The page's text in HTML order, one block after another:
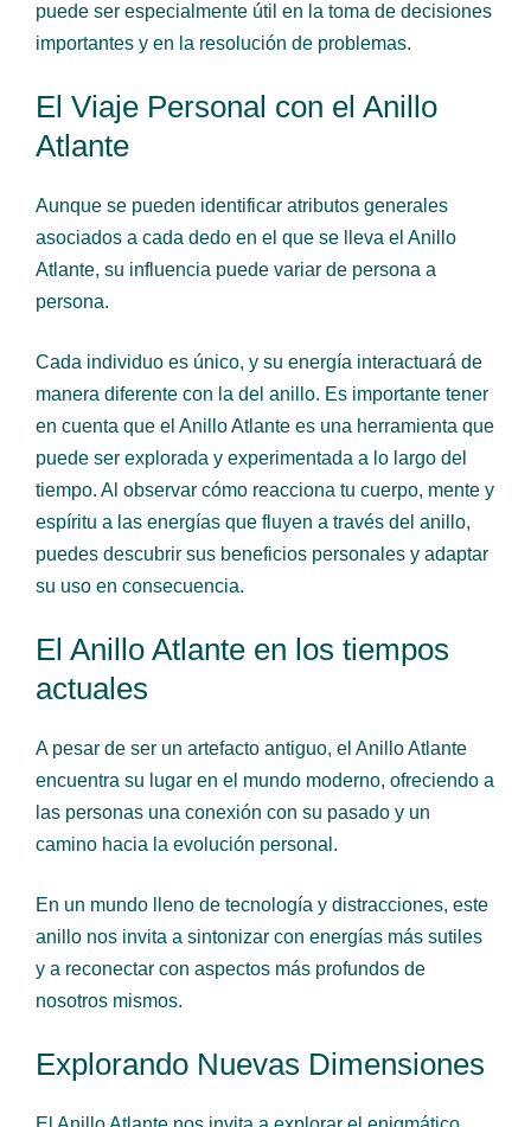
puede ser especialmente útil en la toma de decisiones
importantes y en la resolución de problemas.
El Viaje Personal con el Anillo
Atlante
Aunque se pueden identificar atributos generales
asociados a cada dedo en el que se lleva el Anillo
Atlante, su influencia puede variar de persona a
persona.
Cada individuo es único, y su energía interactuará de
manera diferente con la del anillo. Es importante tener
en cuenta que el Anillo Atlante es una herramienta que
puede ser explorada y experimentada a lo largo del
tiempo. Al observar cómo reacciona tu cuerpo, mente y
espíritu a las energías que fluyen a través del anillo,
puedes descubrir sus beneficios personales y adaptar
su uso en consecuencia.
El Anillo Atlante en los tiempos
actuales
A pesar de ser un artefacto antiguo, el Anillo Atlante
encuentra su lugar en el mundo moderno, ofreciendo a
las personas una conexión con su pasado y un
camino hacia la evolución personal.
En un mundo lleno de tecnología y distracciones, este
anillo nos invita a sintonizar con energías más sutiles
y a reconectar con aspectos más profundos de
nosotros mismos.
Explorando Nuevas Dimensiones